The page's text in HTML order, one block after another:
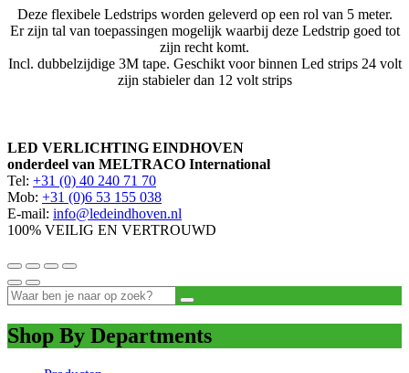
Deze flexibele Ledstrips worden geleverd op een rol van 5 meter.
Er zijn tal van toepassingen mogelijk waarbij deze Ledstrip goed tot
zijn recht komt.
Incl. dubbelzijdige 3M tape. Geschikt voor binnen Led strips 24 volt
zijn stabieler dan 12 volt strips
LED VERLICHTING EINDHOVEN
onderdeel van MELTRACO International
Tel: +31 (0) 40 240 71 70
Mob: +31 (0)6 53 155 038
E-mail: info@ledeindhoven.nl
100% VEILIG EN VERTROUWD
Shop By Departments